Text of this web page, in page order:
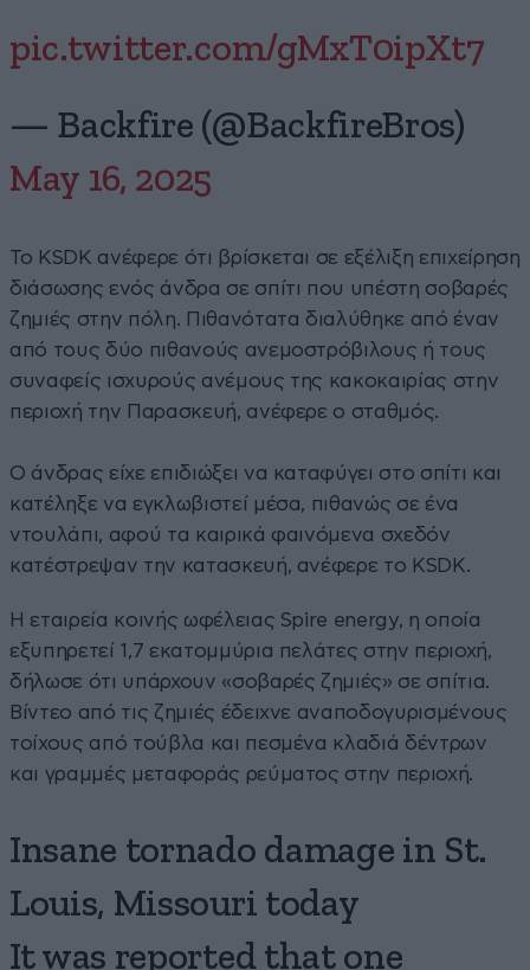
pic.twitter.com/gMxT0ipXt7
— Backfire (@BackfireBros)
May 16, 2025
Το KSDK ανέφερε ότι βρίσκεται σε εξέλιξη επιχείρηση
διάσωσης ενός άνδρα σε σπίτι που υπέστη σοβαρές
ζημιές στην πόλη. Πιθανότατα διαλύθηκε από έναν
από τους δύο πιθανούς ανεμοστρόβιλους ή τους
συναφείς ισχυρούς ανέμους της κακοκαιρίας στην
περιοχή την Παρασκευή, ανέφερε ο σταθμός.
Ο άνδρας είχε επιδιώξει να καταφύγει στο σπίτι και
κατέληξε να εγκλωβιστεί μέσα, πιθανώς σε ένα
ντουλάπι, αφού τα καιρικά φαινόμενα σχεδόν
κατέστρεψαν την κατασκευή, ανέφερε το KSDK.
Η εταιρεία κοινής ωφέλειας Spire energy, η οποία
εξυπηρετεί 1,7 εκατομμύρια πελάτες στην περιοχή,
δήλωσε ότι υπάρχουν «σοβαρές ζημιές» σε σπίτια.
Βίντεο από τις ζημιές έδειχνε αναποδογυρισμένους
τοίχους από τούβλα και πεσμένα κλαδιά δέντρων
και γραμμές μεταφοράς ρεύματος στην περιοχή.
Insane tornado damage in St.
Louis, Missouri today
It was reported that one